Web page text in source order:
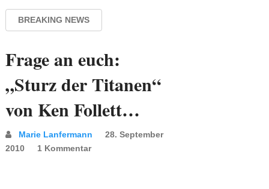
BREAKING NEWS
Frage an euch:
„Sturz der Titanen“
von Ken Follett…
Marie Lanfermann
28. September
2010
1 Kommentar